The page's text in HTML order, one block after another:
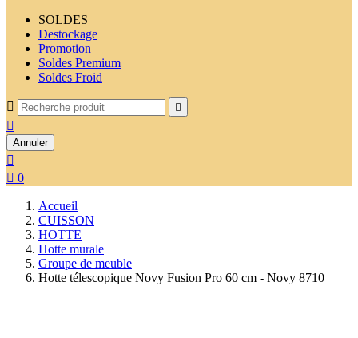
SOLDES
Destockage
Promotion
Soldes Premium
Soldes Froid
 

Annuler

 0
Accueil
CUISSON
HOTTE
Hotte murale
Groupe de meuble
Hotte télescopique Novy Fusion Pro 60 cm - Novy 8710